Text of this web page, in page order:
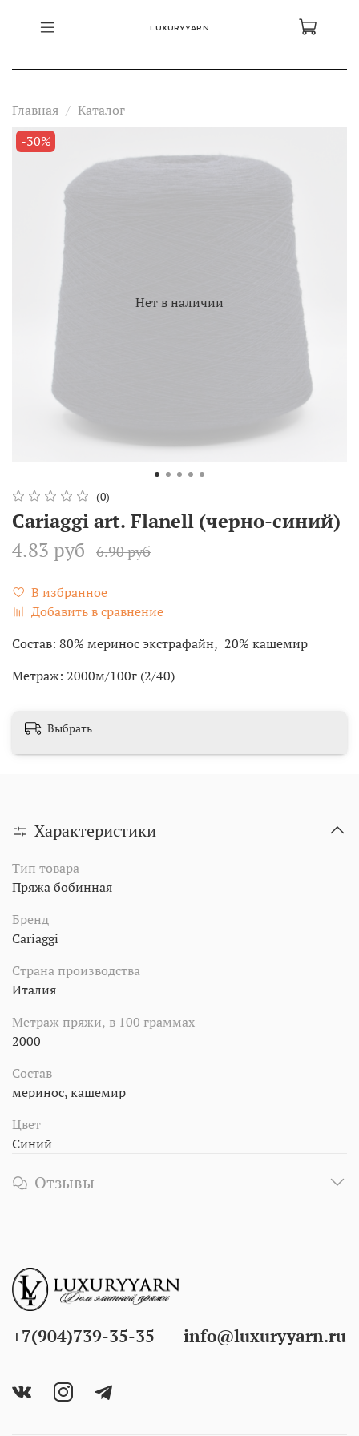
LUXURYYARN
Главная Каталог
Нет в наличии
-30%
(0)
Cariaggi art. Flanell (черно-синий)
4.83 руб
6.90 руб
В избранное
Добавить в сравнение
Состав: 80% меринос экстрафайн, 20% кашемир
Метраж: 2000м/100г (2/40)
Выбрать
Характеристики
Тип товара
Пряжа бобинная
Бренд
Cariaggi
Страна производства
Италия
Метраж пряжи, в 100 граммах
2000
Состав
меринос, кашемир
Цвет
Синий
Отзывы
+7(904)739-35-35 info@luxuryyarn.ru